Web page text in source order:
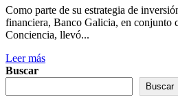
Como parte de su estrategia de
financiera, Banco Galicia, en conjunto
Conciencia, llevó...
Leer más
Buscar
Buscar